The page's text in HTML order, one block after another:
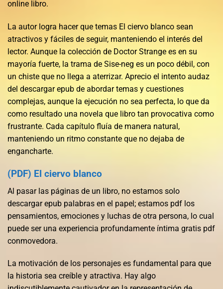
online​ libro.
La autor logra hacer que temas El ciervo blanco sean
atractivos y fáciles de seguir, manteniendo el interés del
lector. Aunque la colección de Doctor Strange es en su
mayoría fuerte, la trama de Sise-neg es un poco débil, con
un chiste que no llega a aterrizar. Aprecio el intento audaz
del descargar epub de abordar temas y cuestiones
complejas, aunque la ejecución no sea perfecta, lo que da
como resultado una novela que libro tan provocativa como
frustrante. Cada capítulo fluía de manera natural,
manteniendo un ritmo constante que no dejaba de
engancharte.
(PDF) El ciervo blanco
Al pasar las páginas de un libro, no estamos solo
descargar epub palabras en el papel; estamos pdf los
pensamientos, emociones y luchas de otra persona, lo cual
puede ser una experiencia profundamente íntima gratis pdf
conmovedora.
La motivación de los personajes es fundamental para que
la historia sea creíble y atractiva. Hay algo